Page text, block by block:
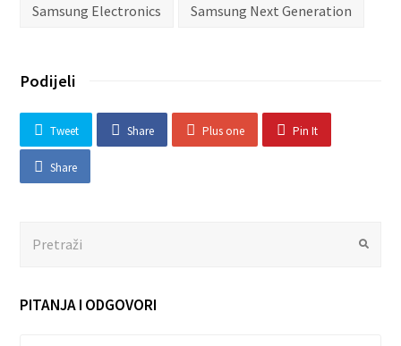
Samsung Electronics Samsung Next Generation
Podijeli
Tweet Share Plus one Pin It
Share
Submit
PITANJA I ODGOVORI